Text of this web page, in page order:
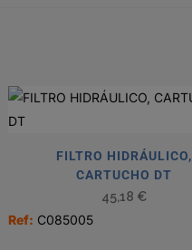
FILTRO HIDRÁULICO,
CARTUCHO DT
45,18 €
Ref: C085005